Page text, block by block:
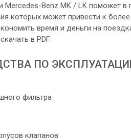
Mercedes-Benz MK / LK поможет
которых может привести к
время и деньги на
в PDF.
ПО
фильтра
клапанов